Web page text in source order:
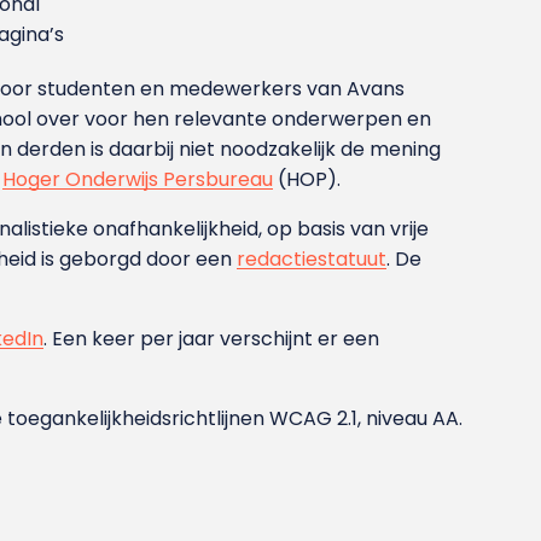
studenten en medewerkers van Avans
over voor hen relevante onderwerpen en
is daarbij niet noodzakelijk de mening
Hoger Onderwijs Persbureau (HOP).
onafhankelijkheid, op basis van vrije
is geborgd door een redactiestatuut. De
. Een keer per jaar verschijnt er een
WCAG 2.1, niveau AA.